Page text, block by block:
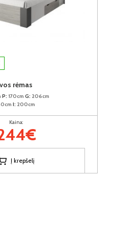
rėmas
P: 170cm G: 206cm
I: 200cm
Kaina:
Į krepšelį